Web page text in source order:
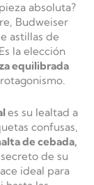
absoluta?
Budweiser
astillas de
la elección
equilibrada
es su lealtad a
confusas,
de cebada,
de su
ideal para